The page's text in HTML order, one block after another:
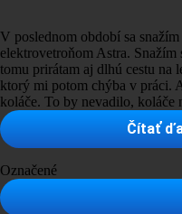
V poslednom období sa
elektrovetroňom Astra.
tomu prirátam aj dlhú cestu na
ktorý mi potom chýba v práci.
koláče. To by nevadilo,
Čítať
Označené